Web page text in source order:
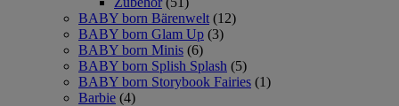
BABY born Bärenwelt (12)
BABY born Glam Up (3)
BABY born Minis (6)
BABY born Splish Splash (5)
BABY born Storybook Fairies (1)
Barbie (4)